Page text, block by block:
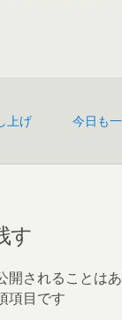
上げ
今日も
す
されることはあ
項目です